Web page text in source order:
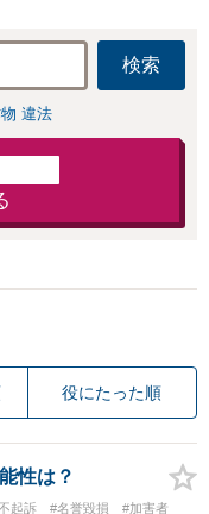
検索
違法
役にたった順
性は？
起訴 #名誉毀損 #加害者